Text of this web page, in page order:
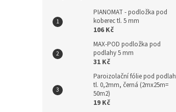
PIANOMAT - podložka pod
koberec tl. 5 mm
106 Kč
MAX-POD podložka pod
podlahy 5 mm
31 Kč
Paroizolační fólie pod
tl. 0,2mm, černá (2mx25m=
50m2)
19 Kč